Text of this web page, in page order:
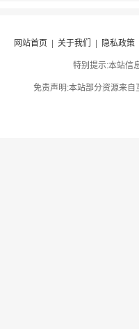
网站首页 关于我们 隐私政策
特别提示:本站信
免责声明:本站部分资源来